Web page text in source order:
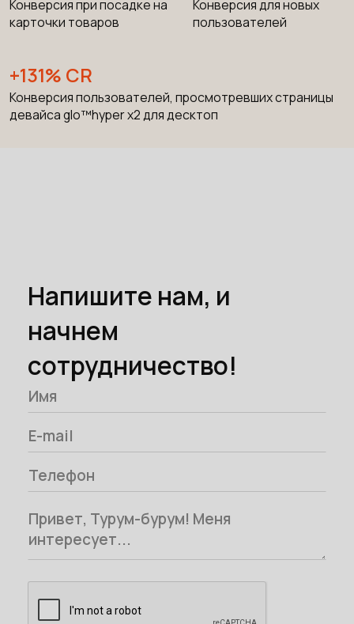
Конверсия при посадке на
карточки товаров
Конверсия для новых
пользователей
+131% СR
Конверсия пользователей, просмотревших страницы
девайса glo™hyper x2 для десктоп
Напишите нам, и
начнем
сотрудничество!